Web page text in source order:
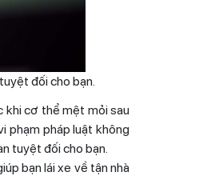
đối cho bạn.
khi cơ thể mệt mỏi sau
phạm pháp luật không
tuyệt đối cho bạn.
bạn lái xe về tận nhà